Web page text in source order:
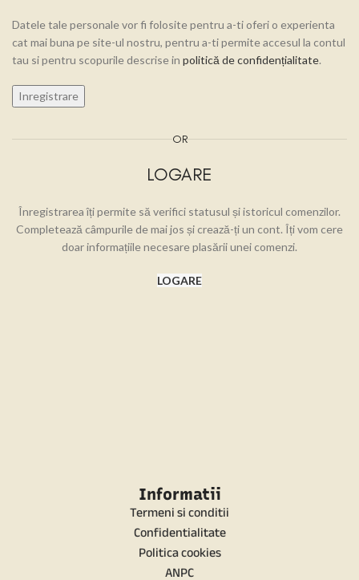
Datele tale personale vor fi folosite pentru a-ti oferi o experienta
cat mai buna pe site-ul nostru, pentru a-ti permite accesul la contul
tau si pentru scopurile descrise in politică de confidențialitate.
Inregistrare
OR
LOGARE
Înregistrarea îți permite să verifici statusul și istoricul comenzilor.
Completează câmpurile de mai jos și crează-ți un cont. Îți vom cere
doar informațiile necesare plasării unei comenzi.
LOGARE
Informatii
Termeni si conditii
Confidentialitate
Politica cookies
ANPC